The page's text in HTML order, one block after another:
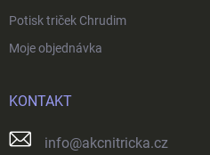
Potisk triček Chrudim
Moje objednávka
KONTAKT
info@akcnitricka.cz